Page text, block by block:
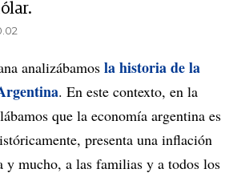
analizábamos la historia de la
. En este contexto, en la
que la economía argentina es
presenta una inflación
y mucho, a las familias y a todos los